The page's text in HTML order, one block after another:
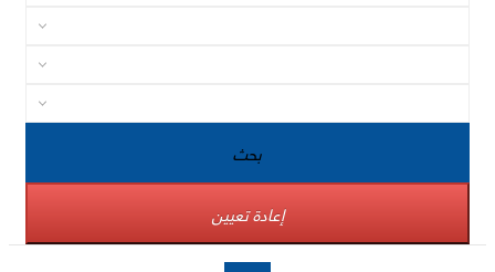
بحث
إعادة تعيين